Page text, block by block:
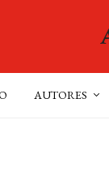
AUTORES